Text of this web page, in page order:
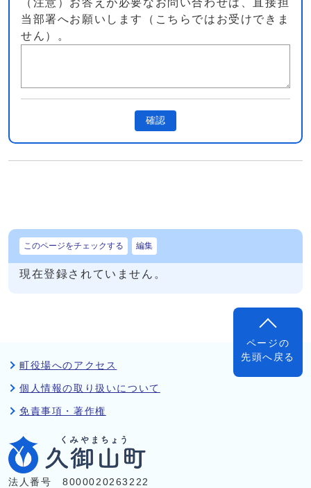
当部署へお願いします（こちらではお受けできま
せん）。
確認
このページをチェックする 編集
現在登録されていません。
ページの
先頭へ戻る
町役場へのアクセス
個人情報の取り扱いについて
免責事項・著作権
法人番号 8000020263222